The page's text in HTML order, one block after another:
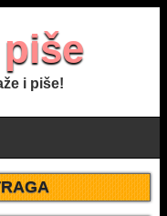
i piše!